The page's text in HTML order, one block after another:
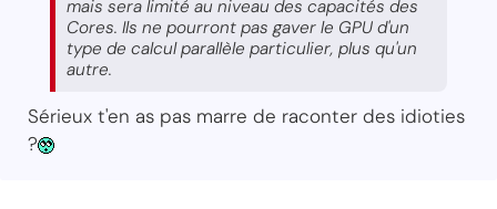
mais sera limité au niveau des capacités des
Cores. Ils ne pourront pas gaver le GPU d'un
type de calcul parallèle particulier, plus qu'un
autre.
Sérieux t'en as pas marre de raconter des idioties
?